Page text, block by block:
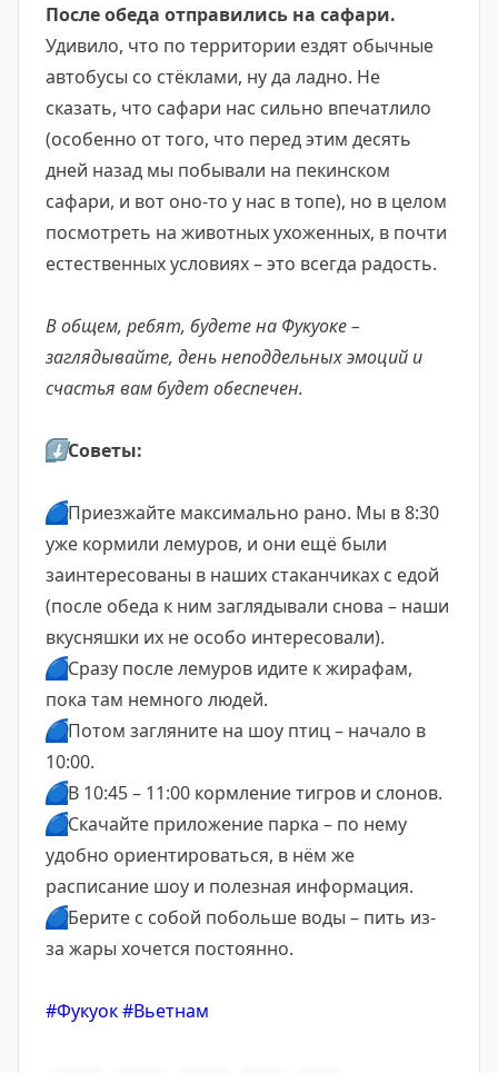
После обеда отправились на сафари.
Удивило, что по территории ездят обычные
автобусы со стёклами, ну да ладно. Не
сказать, что сафари нас сильно впечатлило
(особенно от того, что перед этим десять
дней назад мы побывали на пекинском
сафари, и вот оно-то у нас в топе), но в целом
посмотреть на животных ухоженных, в почти
естественных условиях – это всегда радость.
В общем, ребят, будете на Фукуоке –
заглядывайте, день неподдельных эмоций и
счастья вам будет обеспечен.
⬇️Советы:
🔵Приезжайте максимально рано. Мы в 8:30
уже кормили лемуров, и они ещё были
заинтересованы в наших стаканчиках с едой
(после обеда к ним заглядывали снова – наши
вкусняшки их не особо интересовали).
🔵Сразу после лемуров идите к жирафам,
пока там немного людей.
🔵Потом загляните на шоу птиц – начало в
10:00.
🔵В 10:45 – 11:00 кормление тигров и слонов.
🔵Скачайте приложение парка – по нему
удобно ориентироваться, в нём же
расписание шоу и полезная информация.
🔵Берите с собой побольше воды – пить из-
за жары хочется постоянно.
#Фукуок#Вьетнам